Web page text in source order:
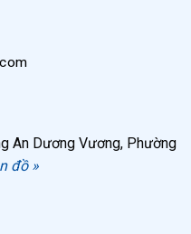
chỉnh áp và đồng hồ
nén đi vào bình chứa,
khí khi bình chứa vượt
chế rủi ro nổ bình
dây lõi thép bên
An Dương Vương, Phường
đồ »